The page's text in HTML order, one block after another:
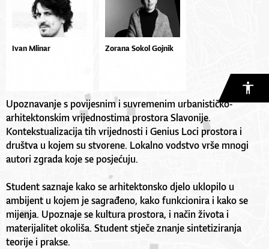
Ivan Mlinar Zorana Sokol Gojnik
Upoznavanje s povijesnim i suvremenim urbanističko-
arhitektonskim vrijednostima prostora Slavonije.
Kontekstualizacija tih vrijednosti i Genius Loci prostora i
društva u kojem su stvorene. Lokalno vodstvo vrše mnogi
autori zgrada koje se posjećuju.
Student saznaje kako se arhitektonsko djelo uklopilo u
ambijent u kojem je sagrađeno, kako funkcionira i kako se
mijenja. Upoznaje se kultura prostora, i način života i
materijalitet okoliša. Student stječe znanje sintetiziranja
teorije i prakse.